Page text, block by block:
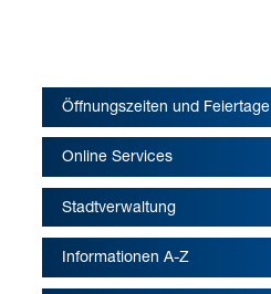
Öffnungszeiten und Feiertage
Online Services
Stadtverwaltung
Informationen A-Z